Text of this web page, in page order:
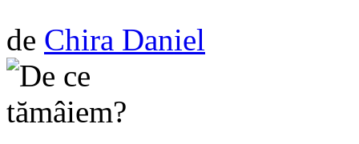
de Chira Daniel